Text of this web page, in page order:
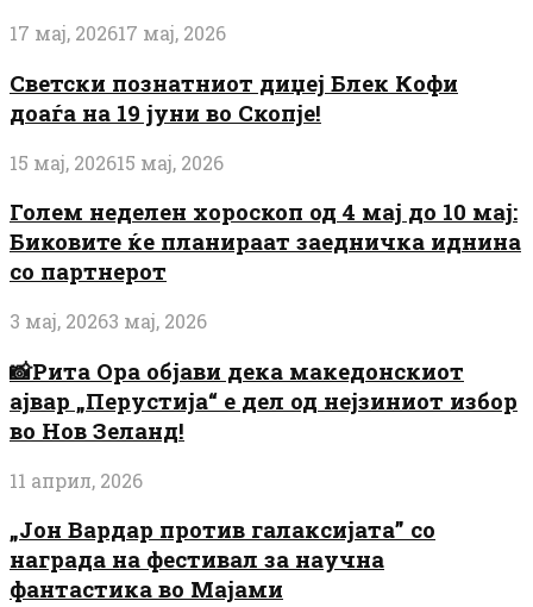
17 мај, 202617 мај, 2026
Светски познатниот диџеј Блек Кофи
доаѓа на 19 јуни во Скопје!
15 мај, 202615 мај, 2026
Голем неделен хороскоп од 4 мај до 10 мај:
Биковите ќе планираат заедничка иднина
со партнерот
3 мај, 20263 мај, 2026
📸Рита Ора објави дека македонскиот
ајвар „Перустија“ е дел од нејзиниот избор
во Нов Зеланд!
11 април, 2026
„Јон Вардар против галаксијата” со
награда на фестивал за научна
фантастика во Мајами